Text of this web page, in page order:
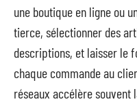
une boutique en ligne ou
tierce, sélectionner des
descriptions, et laisser le
chaque commande au
réseaux accélère souvent